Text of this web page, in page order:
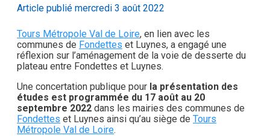
Article publié mercredi 3 août 2022
Tours Métropole Val de Loire, en lien avec les
communes de Fondettes et Luynes, a engagé une
réflexion sur l’aménagement de la voie de desserte du
plateau entre Fondettes et Luynes.
Une concertation publique pour la présentation des
études est programmée du 17 août au 20
septembre 2022 dans les mairies des communes de
Fondettes et Luynes ainsi qu’au siège de Tours
Métropole Val de Loire.